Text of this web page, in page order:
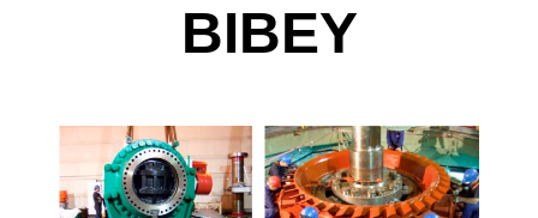
BIBEY